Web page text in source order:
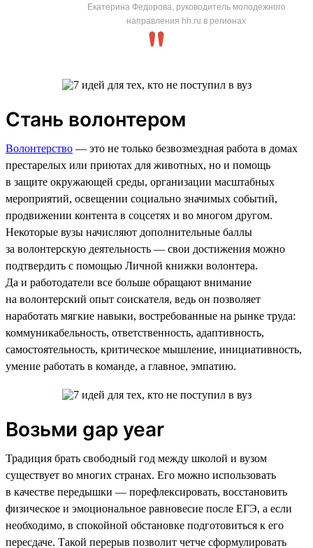
Екатерина Федорова, руководитель молодежного
направления hh.ru в регионах
Стань волонтером
Волонтерство — это не только безвозмездная работа в домах
престарелых или приютах для животных, но и помощь
в защите окружающей среды, организации масштабных
мероприятий, освещении социально значимых событий,
продвижении контента в соцсетях и во многом другом.
Некоторые вузы начисляют дополнительные баллы
за волонтерскую деятельность — свои достижения можно
подтвердить с помощью Личной книжки волонтера.
Да и работодатели все больше обращают внимание
на волонтерский опыт соискателя, ведь он позволяет
наработать мягкие навыки, востребованные на рынке труда:
коммуникабельность, ответственность, адаптивность,
самостоятельность, критическое мышление, инициативность,
умение работать в команде, а главное, эмпатию.
Возьми gap year
Традиция брать свободный год между школой и вузом
существует во многих странах. Его можно использовать
в качестве передышки — порефлексировать, восстановить
физическое и эмоциональное равновесие после ЕГЭ, а если
необходимо, в спокойной обстановке подготовиться к его
пересдаче. Такой перерыв позволит четче сформулировать